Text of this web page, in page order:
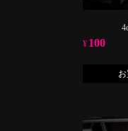
¥ 100